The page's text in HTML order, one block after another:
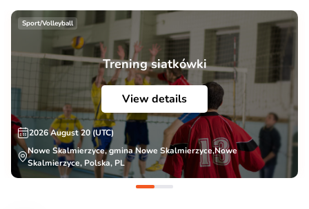
Sport/Volleyball
Trening siatkówki
View details
2026 August 20 (UTC)
Nowe Skalmierzyce, gmina Nowe Skalmierzyce,Nowe
Skalmierzyce, Polska, PL